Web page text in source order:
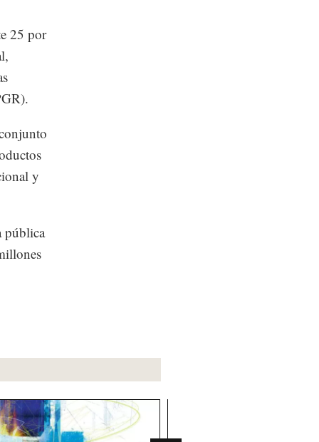
25 por
y
pública